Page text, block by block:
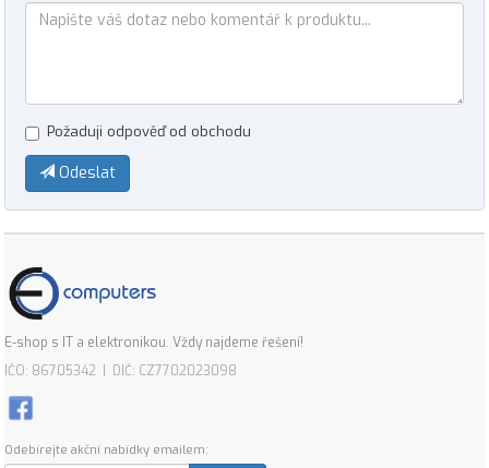
Požaduji odpověď od obchodu
Odeslat
E-shop s IT a elektronikou. Vždy najdeme řešení!
IČO: 86705342 | DIČ: CZ7702023098
Odebírejte akční nabídky emailem: